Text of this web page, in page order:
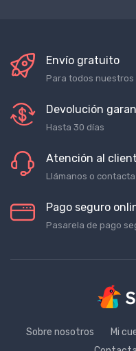
Envío gratuito
Para todos
Devolución
Hasta 30 días
Atención al
Llámanos o
Pago seguro
Pasarela de pago
Sobre nosotros Mi